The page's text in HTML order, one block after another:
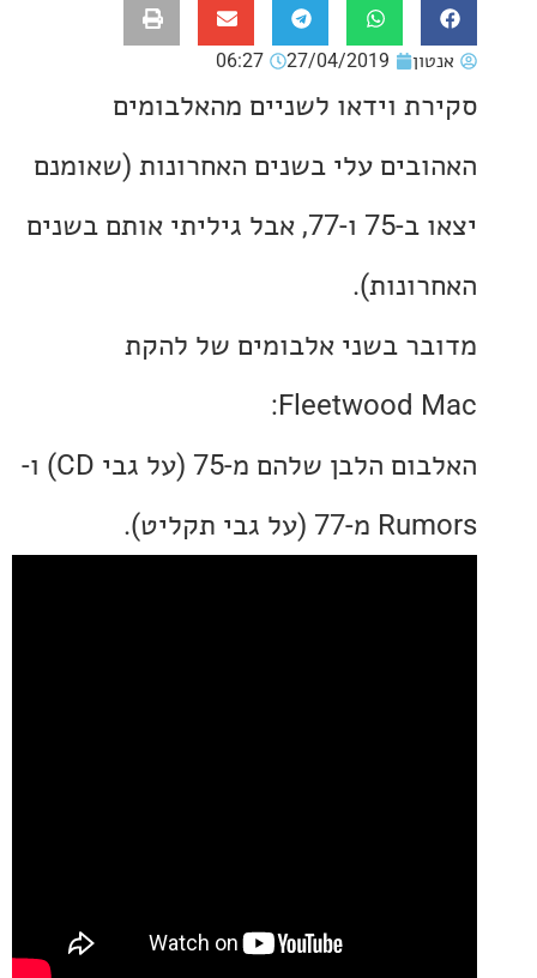
27/04/2019
06:27
וידאו לשניים מהאלבומים
עלי בשנים האחרונות (שאומנם
יצאו ב-75 ו-77, אבל גיליתי אותם בשנים
בשני אלבומים של להקת
Fleetwood
האלבום הלבן שלהם מ-75 (על גבי CD) ו-